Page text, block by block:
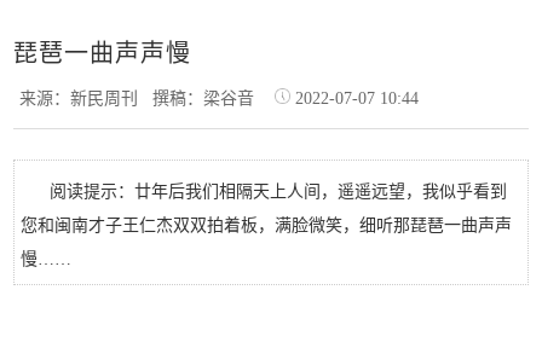
琵琶一曲声声慢
来源：新民周刊撰稿：梁谷音 2022-07-07 10:44
阅读提示：廿年后我们相隔天上人间，遥遥远望，我似乎看到
您和闽南才子王仁杰双双拍着板，满脸微笑，细听那琵琶一曲声声
慢……